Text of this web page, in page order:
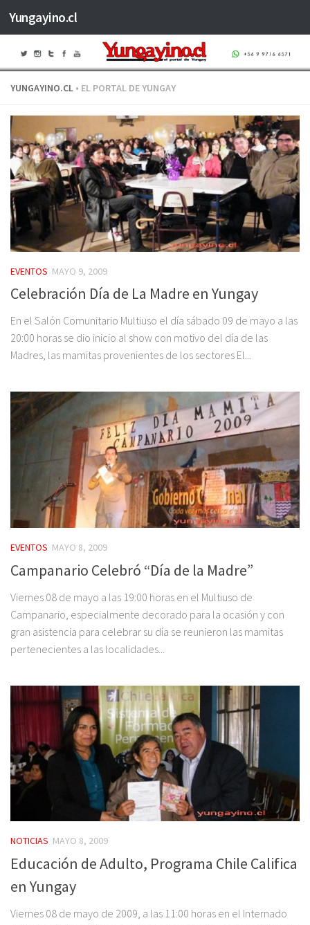
Saltar al contenido
Yungayino.cl
YUNGAYINO.CL • EL PORTAL DE YUNGAY
EVENTOS MAYO 9, 2009
Celebración Día de La Madre en Yungay
En el Salón Comunitario Multiuso el día sábado 09 de mayo a las
20:00 horas se dio inicio al show con motivo del día de las
Madres, las mamitas provenientes de los sectores El...
EVENTOS MAYO 8, 2009
Campanario Celebró “Día de la Madre”
Viernes 08 de mayo a las 19:00 horas en el Multiuso de
Campanario, especialmente decorado para la ocasión y con
gran asistencia para celebrar su día se reunieron las mamitas
pertenecientes a las localidades...
NOTICIAS MAYO 8, 2009
Educación de Adulto, Programa Chile Califica
en Yungay
Viernes 08 de mayo de 2009, a las 11:00 horas en el Internado